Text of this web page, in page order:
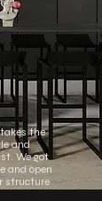
the
and
We got
and open
structure